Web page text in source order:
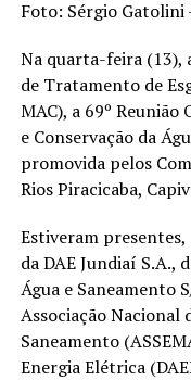
Foto: Sérgio Gatolini
Na quarta-feira (13),
de Tratamento de
MAC), a 69º Reunião
e Conservação da
promovida pelos
Rios Piracicaba,
Estiveram presentes,
da DAE Jundiaí S.A.,
Água e Saneamento
Associação Nacional
Saneamento
Energia Elétrica